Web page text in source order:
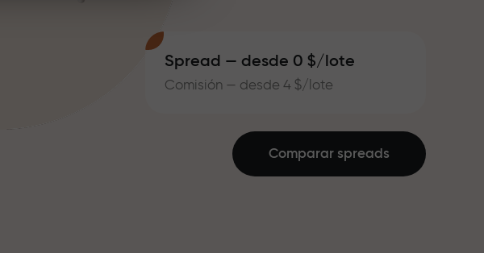
Spread — desde 0 $/lote
Comisión — desde 4 $/lote
Comparar spreads